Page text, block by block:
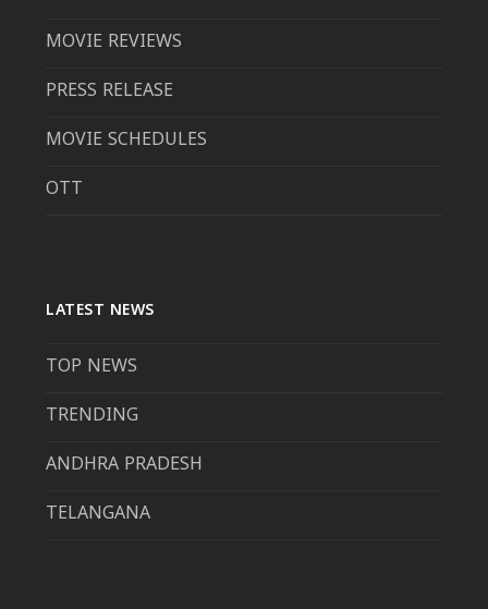
MOVIE REVIEWS
PRESS RELEASE
MOVIE SCHEDULES
OTT
LATEST NEWS
TOP NEWS
TRENDING
ANDHRA PRADESH
TELANGANA